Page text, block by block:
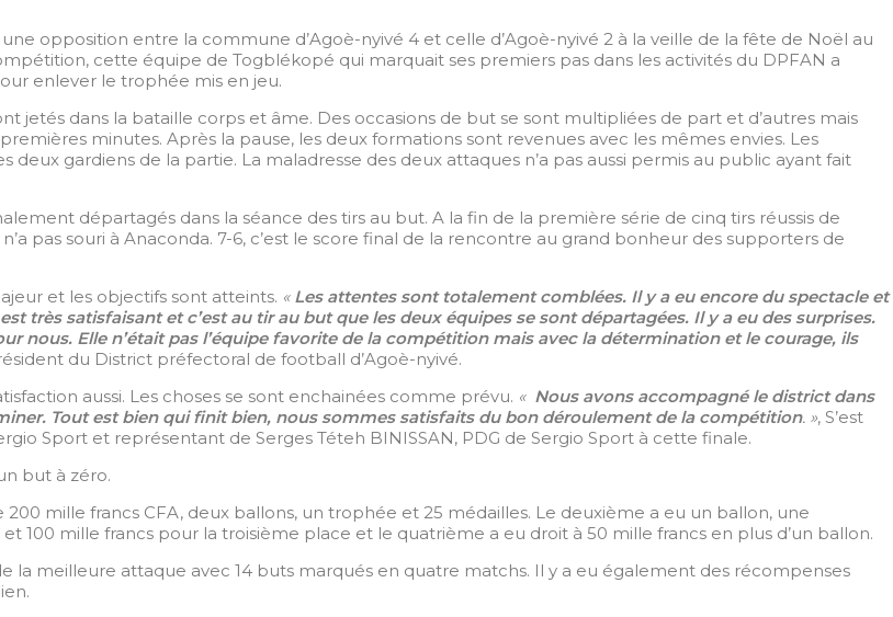
opposition entre la commune d’Agoè-nyivé 4 et celle d’Agoè-nyivé 2 à la veille de la fête de Noël au
cette équipe de Togblékopé qui marquait ses premiers pas dans les activités du DPFAN a
enlever le trophée mis en jeu.
jetés dans la bataille corps et âme. Des occasions de but se sont multipliées de part et d’autres mais
minutes. Après la pause, les deux formations sont revenues avec les mêmes envies. Les
gardiens de la partie. La maladresse des deux attaques n’a pas aussi permis au public ayant fait
départagés dans la séance des tirs au but. A la fin de la première série de cinq tirs réussis de
pas souri à Anaconda. 7-6, c’est le score final de la rencontre au grand bonheur des supporters de
et les objectifs sont atteints. « Les attentes sont totalement comblées. Il y a eu encore du spectacle et
très satisfaisant et c’est au tir au but que les deux équipes se sont départagées. Il y a eu des surprises.
nous. Elle n’était pas l’équipe favorite de la compétition mais avec la détermination et le courage, ils
du District préfectoral de football d’Agoè-nyivé.
aussi. Les choses se sont enchainées comme prévu. « Nous avons accompagné le district dans
Tout est bien qui finit bien, nous sommes satisfaits du bon déroulement de la compétition. », S’est
Sport et représentant de Serges Téteh BINISSAN, PDG de Sergio Sport à cette finale.
but à zéro.
mille francs CFA, deux ballons, un trophée et 25 médailles. Le deuxième a eu un ballon, une
100 mille francs pour la troisième place et le quatrième a eu droit à 50 mille francs en plus d’un ballon.
la meilleure attaque avec 14 buts marqués en quatre matchs. Il y a eu également des récompenses